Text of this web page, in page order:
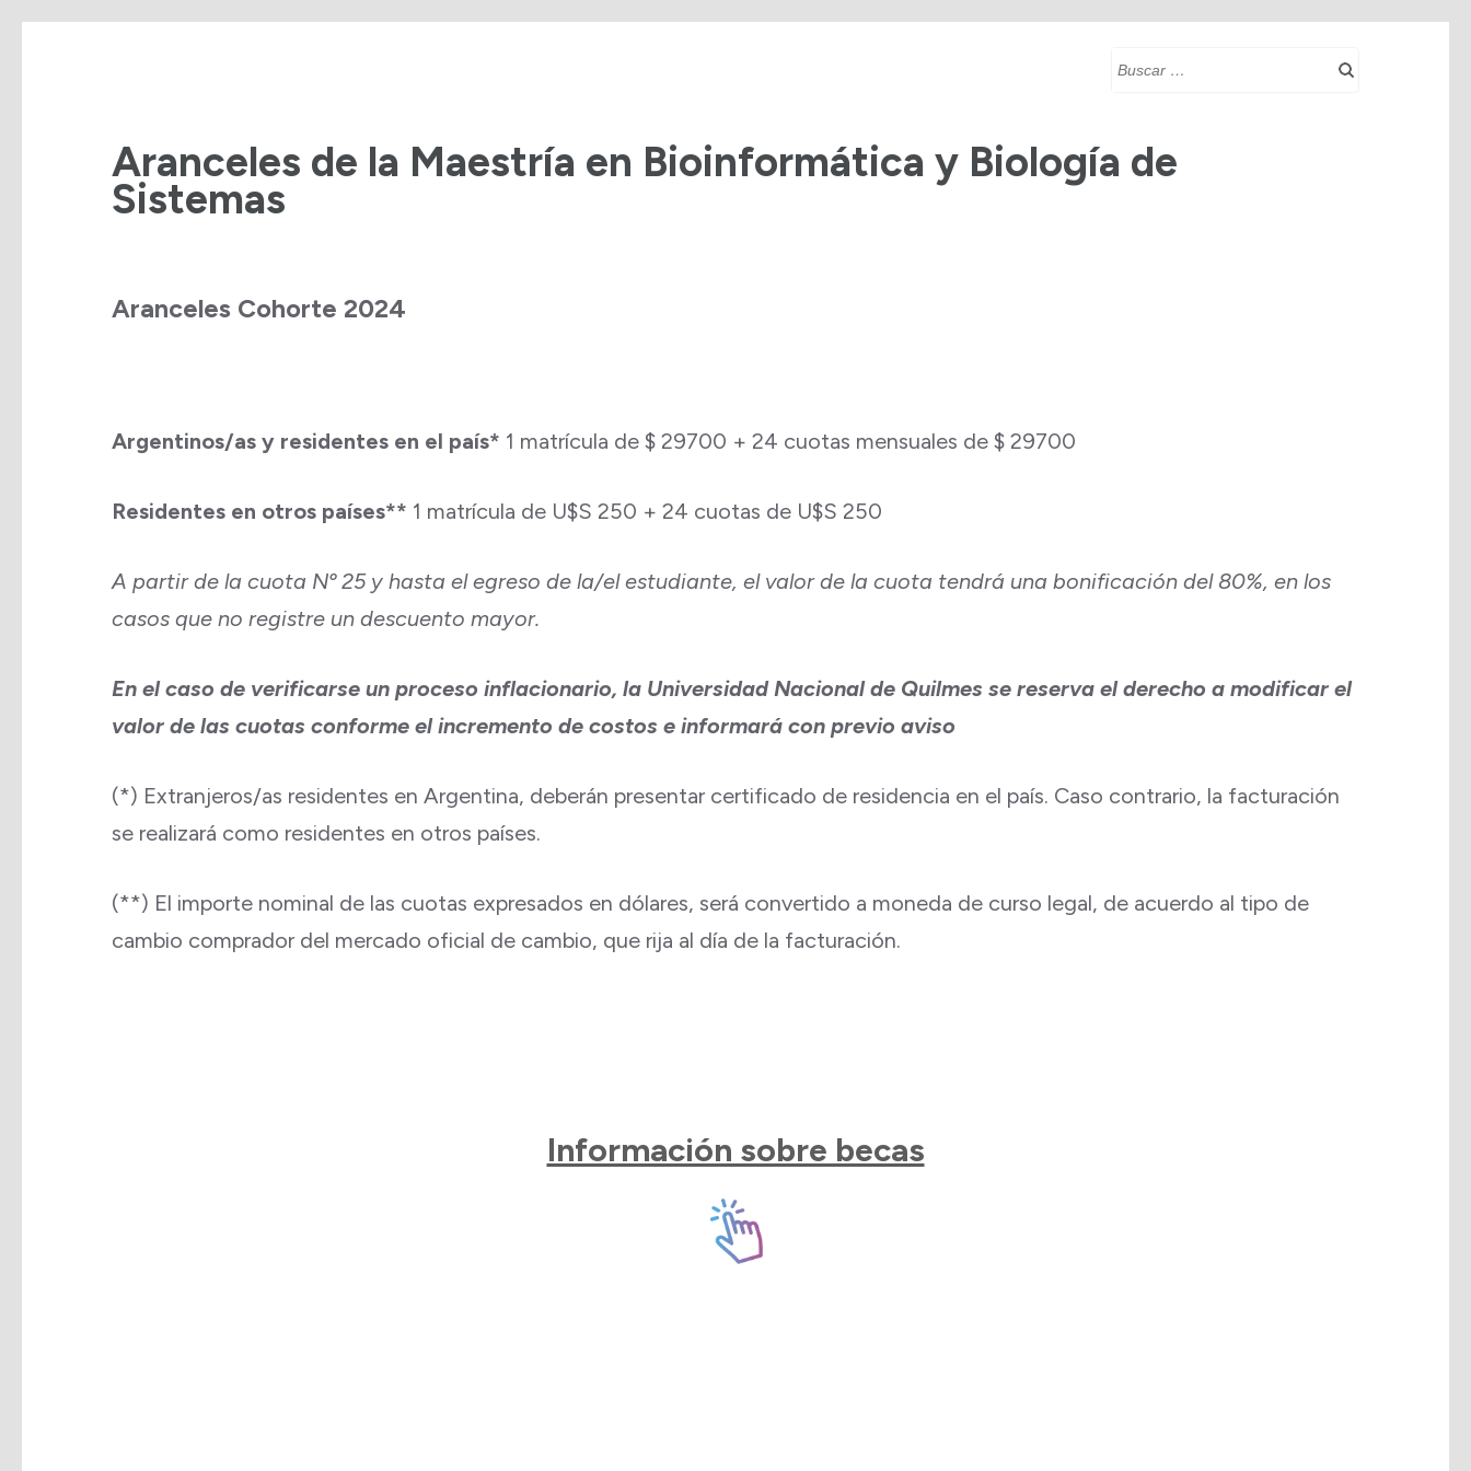
Buscar:
Aranceles de la Maestría en Bioinformática y Biología de
Sistemas
Aranceles Cohorte 2024
Argentinos/as y residentes en el país* 1 matrícula de $ 29700 + 24 cuotas mensuales de $ 29700
Residentes en otros países** 1 matrícula de U$S 250 + 24 cuotas de U$S 250
A partir de la cuota Nº 25 y hasta el egreso de la/el estudiante, el valor de la cuota tendrá una bonificación del 80%, en los
casos que no registre un descuento mayor.
En el caso de verificarse un proceso inflacionario, la Universidad Nacional de Quilmes se reserva el derecho a modificar el
valor de las cuotas conforme el incremento de costos e informará con previo aviso
(*) Extranjeros/as residentes en Argentina, deberán presentar certificado de residencia en el país. Caso contrario, la facturación
se realizará como residentes en otros países.
(**) El importe nominal de las cuotas expresados en dólares, será convertido a moneda de curso legal, de acuerdo al tipo de
cambio comprador del mercado oficial de cambio, que rija al día de la facturación.
Información sobre becas